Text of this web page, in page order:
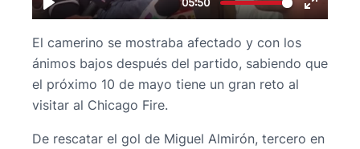
El camerino se mostraba afectado y con los
ánimos bajos después del partido, sabiendo que
el próximo 10 de mayo tiene un gran reto al
visitar al Chicago Fire.
De rescatar el gol de Miguel Almirón, tercero en